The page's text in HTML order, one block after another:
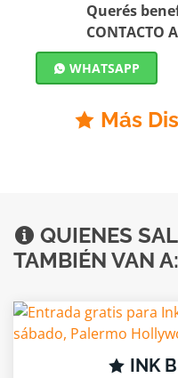
Querés
CONTACTO
WHATSAPP
Más
QUIENES
TAMBIÉN VAN A:
INK